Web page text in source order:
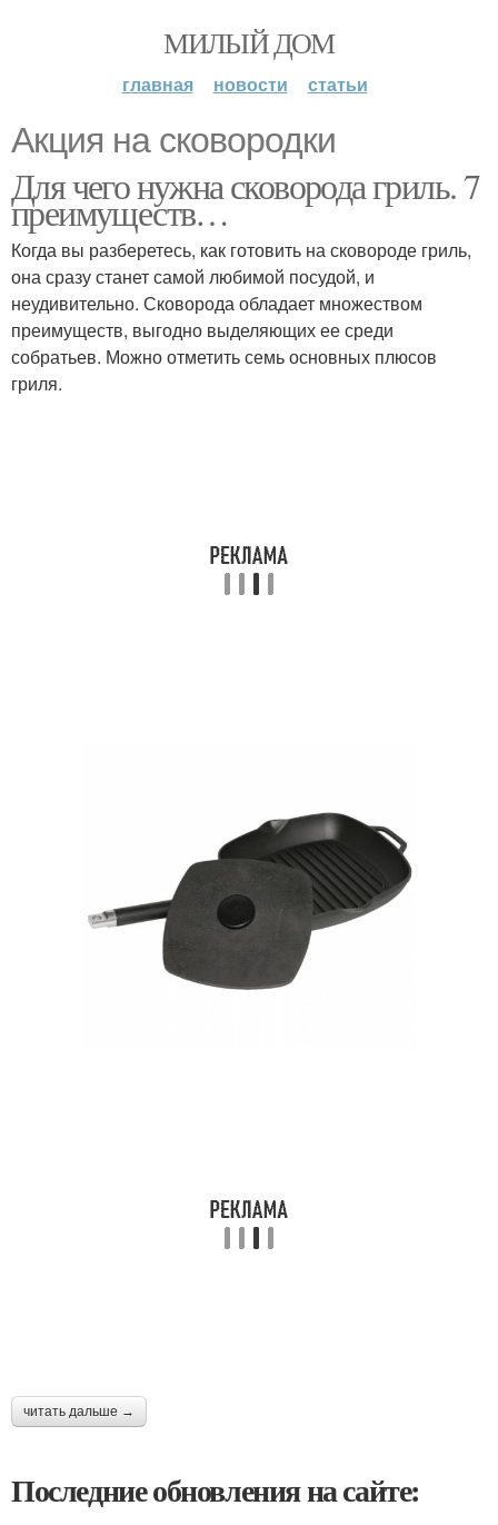
МИЛЫЙ ДОМ
главная новости статьи
Акция на сковородки
Для чего нужна сковорода гриль. 7
преимуществ…
Когда вы разберетесь, как готовить на сковороде гриль,
она сразу станет самой любимой посудой, и
неудивительно. Сковорода обладает множеством
преимуществ, выгодно выделяющих ее среди
собратьев. Можно отметить семь основных плюсов
гриля.
читать дальше →
Последние обновления на сайте: